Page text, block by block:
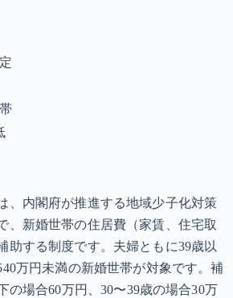
、内閣府が推進する地域少子化対策
、新婚世帯の住居費（家賃、住宅取
助する制度です。夫婦ともに39歳以
万円未満の新婚世帯が対象です。補
の場合60万円、30〜39歳の場合30万